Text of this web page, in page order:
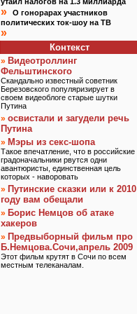
»
О гонорарах участников
политических ток-шоу на ТВ
»
Контекст
» Видеотроллинг
Фельштинского
Скандально известный советник
Березовского популяризирует в
своем видеоблоге старые шутки
Путина
» освистали и загудели речь
Путина
» Мэры из секс-шопа
Такое впечатление, что в российские
градоначальники рвутся одни
авантюристы, единственная цель
которых - наворовать
» Путинские сказки или к 2010
году вам обещали
» Борис Немцов об атаке
хакеров
» Предвыборный фильм про
Б.Немцова.Сочи,апрель 2009
Этот фильм крутят в Сочи по всем
местным телеканалам.